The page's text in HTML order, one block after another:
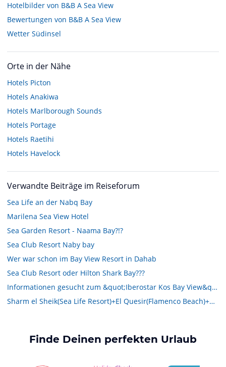
Hotelbilder von B&B A Sea View
Bewertungen von B&B A Sea View
Wetter Südinsel
Orte in der Nähe
Hotels Picton
Hotels Anakiwa
Hotels Marlborough Sounds
Hotels Portage
Hotels Raetihi
Hotels Havelock
Verwandte Beiträge im Reiseforum
Sea Life an der Nabq Bay
Marilena Sea View Hotel
Sea Garden Resort - Naama Bay?!?
Sea Club Resort Naby bay
Wer war schon im Bay View Resort in Dahab
Sea Club Resort oder Hilton Shark Bay???
Informationen gesucht zum &quot;Iberostar Kos Bay View&quot; auf Kos
Sharm el Sheik(Sea Life Resort)+El Quesir(Flamenco Beach)+Makadi Bay: Im Winter rote Flagge?
Finde Deinen perfekten Urlaub